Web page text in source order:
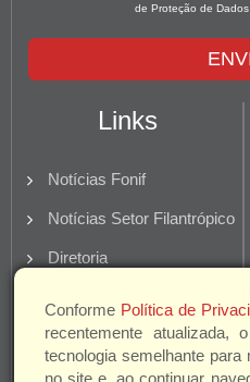
de Proteção de
Links
Notícias Fonif
Notícias Setor Filantrópico
Diretoria
Parceiros e Apoio
Conforme Política de
recentemente atualizada,
tecnologia semelhante
no site e, ao continuar